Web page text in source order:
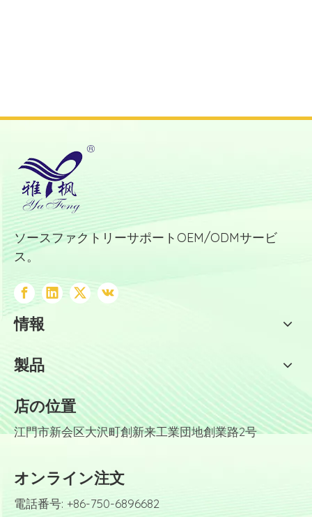
ソースファクトリーサポートOEM/ODMサービ
ス。
情報
製品
店の位置
江門市新会区大沢町創新来工業団地創業路2号
オンライン注文
電話番号: +86-750-6896682